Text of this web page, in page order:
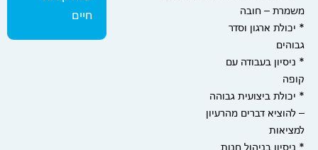
משמרת – חובה
* יכולת ארגון וסדר
גבוהים
* ניסיון בעבודה עם
קופה
* יכולת ביצועית גבוהה
– להוציא דברים מהרעיון
למציאות
* ניסיון בניהול חנות
חיים